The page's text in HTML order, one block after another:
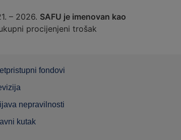
– 2026. SAFU je imenovan kao
procijenjeni trošak
fondovi
nepravilnosti
kutak